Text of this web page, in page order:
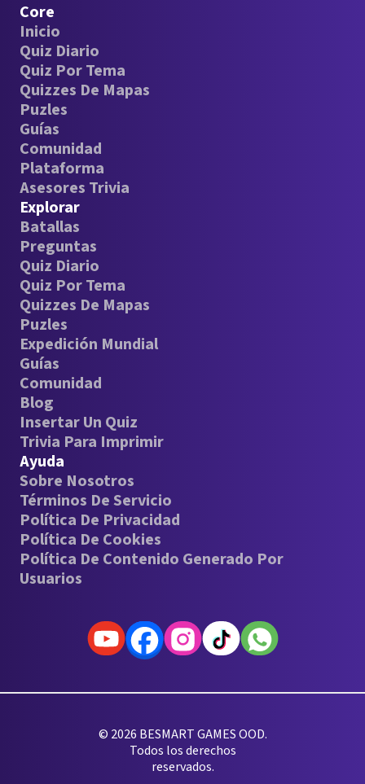
Core
Inicio
Quiz Diario
Quiz Por Tema
Quizzes De Mapas
Puzles
Guías
Comunidad
Plataforma
Asesores Trivia
Explorar
Batallas
Preguntas
Quiz Diario
Quiz Por Tema
Quizzes De Mapas
Puzles
Expedición Mundial
Guías
Comunidad
Blog
Insertar Un Quiz
Trivia Para Imprimir
Ayuda
Sobre Nosotros
Términos De Servicio
Política De Privacidad
Política De Cookies
Política De Contenido Generado Por
Usuarios
© 2026 BESMART GAMES OOD.
Todos los derechos
reservados.